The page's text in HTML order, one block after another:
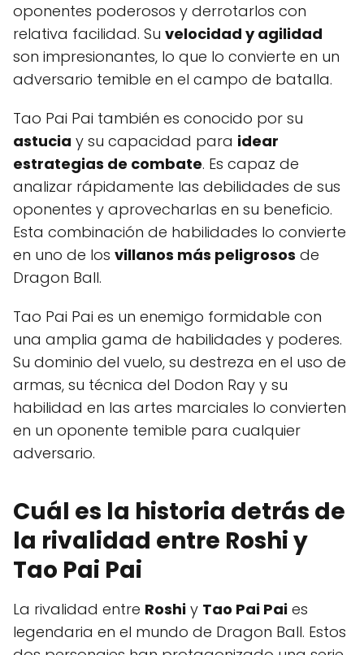
oponentes poderosos y derrotarlos con
relativa facilidad. Su velocidad y agilidad
son impresionantes, lo que lo convierte en un
adversario temible en el campo de batalla.
Tao Pai Pai también es conocido por su
astucia y su capacidad para idear
estrategias de combate. Es capaz de
analizar rápidamente las debilidades de sus
oponentes y aprovecharlas en su beneficio.
Esta combinación de habilidades lo convierte
en uno de los villanos más peligrosos de
Dragon Ball.
Tao Pai Pai es un enemigo formidable con
una amplia gama de habilidades y poderes.
Su dominio del vuelo, su destreza en el uso de
armas, su técnica del Dodon Ray y su
habilidad en las artes marciales lo convierten
en un oponente temible para cualquier
adversario.
Cuál es la historia detrás de
la rivalidad entre Roshi y
Tao Pai Pai
La rivalidad entre Roshi y Tao Pai Pai es
legendaria en el mundo de Dragon Ball. Estos